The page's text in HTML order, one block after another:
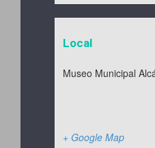
Local
Museo Municipal
+ Google Map